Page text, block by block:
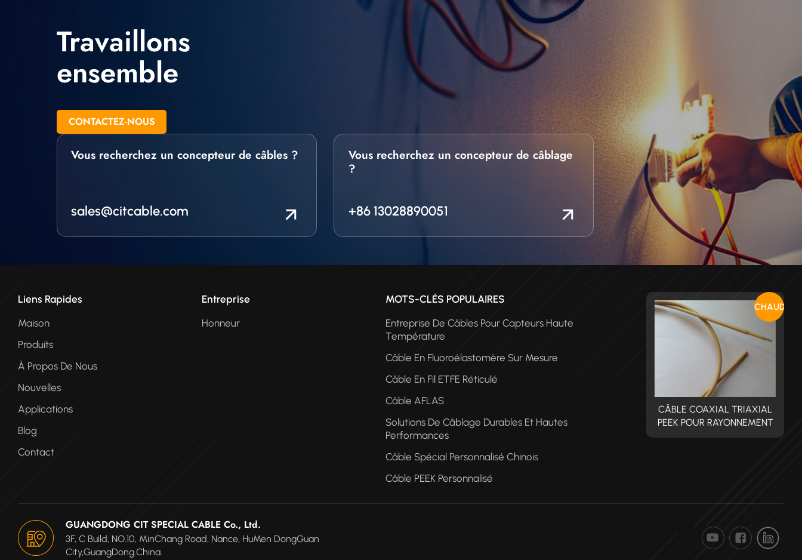
Travaillons
ensemble
CONTACTEZ-NOUS
Vous recherchez un concepteur de câbles ?
sales@citcable.com
Vous recherchez un concepteur de câblage
?
+86 13028890051
Liens Rapides
Maison
Produits
À Propos De Nous
Nouvelles
Applications
Blog
Contact
Entreprise
Honneur
MOTS-CLÉS POPULAIRES
Entreprise De Câbles Pour Capteurs Haute
Température
Câble En Fluoroélastomère Sur Mesure
Câble En Fil ETFE Réticulé
Câble AFLAS
Solutions De Câblage Durables Et Hautes
Performances
Câble Spécial Personnalisé Chinois
Câble PEEK Personnalisé
CHAUD
PEEK POUR RAYONNEMENT
CÂBLE COAXIAL TRIAXIAL
PEEK POUR RAYONNEMENT
GUANGDONG CIT SPECIAL CABLE Co., Ltd.
3F, C Build, NO.10, MinChang Road, Nance, HuMen DongGuan
City,GuangDong.China.